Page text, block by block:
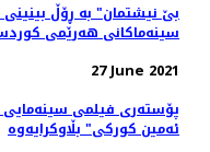
سینەماکانی هەرێمی
27 June 2021
پۆسته‌ری فیلمی
ئەمین کورکی" بڵاوکرایەوە